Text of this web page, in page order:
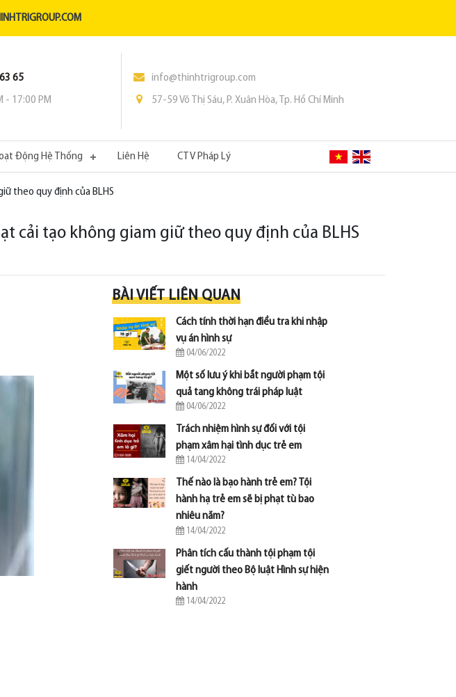
65
- 17:00 PM
info@thinhtrigroup.com
57-59 Võ Thị Sáu, P. Xuân Hòa, Tp. Hồ Chí Minh
Động Hệ Thống Liên Hệ CTV Pháp Lý
theo quy định của BLHS
cải tạo không giam giữ theo quy định của BLHS
BÀI VIẾT LIÊN QUAN
Cách tính thời hạn điều tra khi nhập
vụ án hình sự
04/06/2022
Một số lưu ý khi bắt người phạm tội
quả tang không trái pháp luật
04/06/2022
Trách nhiệm hình sự đối với tội
phạm xâm hại tình dục trẻ em
14/04/2022
Thế nào là bạo hành trẻ em? Tội
hành hạ trẻ em sẽ bị phạt tù bao
nhiêu năm?
14/04/2022
Phân tích cấu thành tội phạm tội
giết người theo Bộ luật Hình sự hiện
hành
14/04/2022